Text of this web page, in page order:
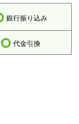
銀行振り込み
代金引換